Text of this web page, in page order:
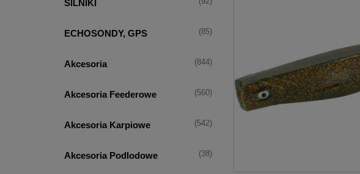
SILNIKI
ECHOSONDY, GPS (85)
Akcesoria (844)
Akcesoria Feederowe (560)
Akcesoria Karpiowe (542)
Akcesoria Podlodowe (38)